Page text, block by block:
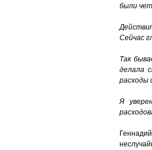
были
Сейчас
Так
делала
расходы
Я